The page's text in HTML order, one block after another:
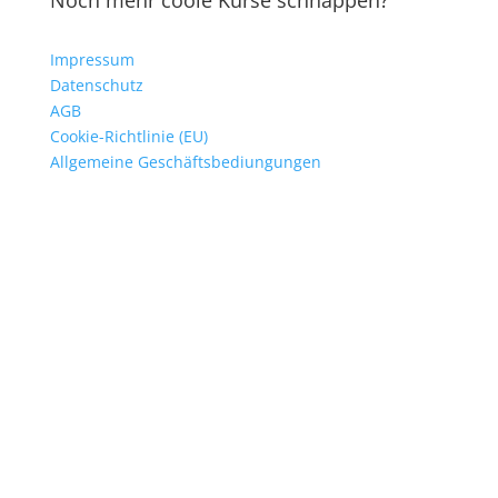
Impressum
Datenschutz
AGB
Cookie-Richtlinie (EU)
Allgemeine Geschäftsbediungungen